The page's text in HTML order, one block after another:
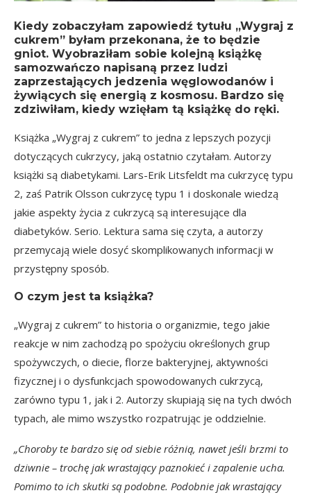
Kiedy zobaczyłam zapowiedź tytułu „Wygraj z
cukrem” byłam przekonana, że to będzie
gniot. Wyobraziłam sobie kolejną książkę
samozwańczo napisaną przez ludzi
zaprzestających jedzenia węglowodanów i
żywiących się energią z kosmosu. Bardzo się
zdziwiłam, kiedy wzięłam tą książkę do ręki.
Książka „Wygraj z cukrem” to jedna z lepszych pozycji
dotyczących cukrzycy, jaką ostatnio czytałam. Autorzy
książki są diabetykami. Lars-Erik Litsfeldt ma cukrzycę typu
2, zaś Patrik Olsson cukrzycę typu 1 i doskonale wiedzą
jakie aspekty życia z cukrzycą są interesujące dla
diabetyków. Serio. Lektura sama się czyta, a autorzy
przemycają wiele dosyć skomplikowanych informacji w
przystępny sposób.
O czym jest ta książka?
„Wygraj z cukrem” to historia o organizmie, tego jakie
reakcje w nim zachodzą po spożyciu określonych grup
spożywczych, o diecie, florze bakteryjnej, aktywności
fizycznej i o dysfunkcjach spowodowanych cukrzycą,
zarówno typu 1, jak i 2. Autorzy skupiają się na tych dwóch
typach, ale mimo wszystko rozpatrując je oddzielnie.
„Choroby te bardzo się od siebie różnią, nawet jeśli brzmi to
dziwnie – trochę jak wrastający paznokieć i zapalenie ucha.
Pomimo to ich skutki są podobne. Podobnie jak wrastający